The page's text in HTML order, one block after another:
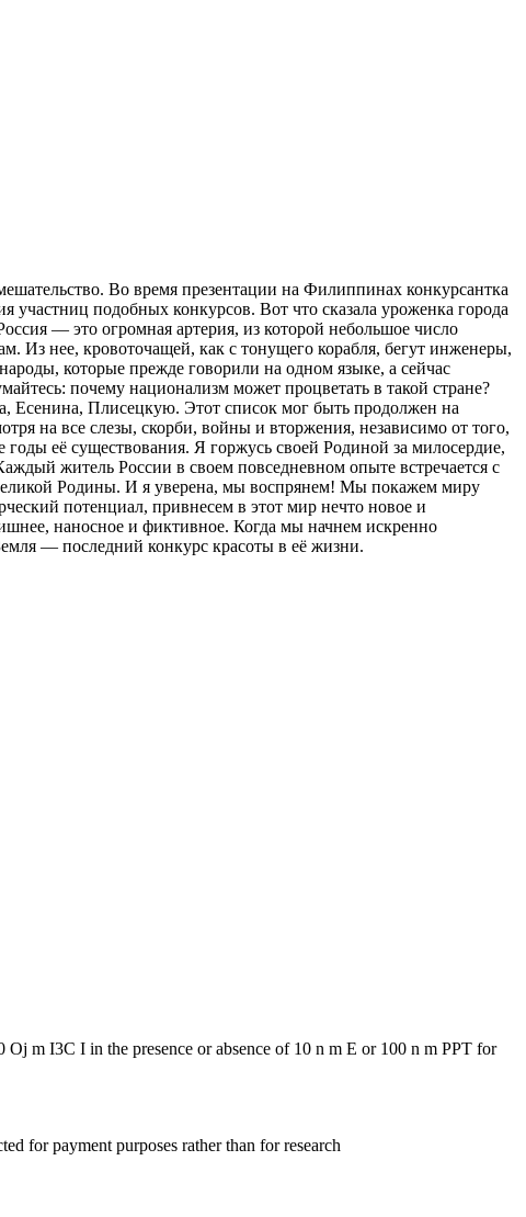
Во время презентации на Филиппинах конкурсантка
подобных конкурсов. Вот что сказала уроженка города
— это огромная артерия, из которой небольшое число
Из нее, кровоточащей, как с тонущего корабля, бегут инженеры,
которые прежде говорили на одном языке, а сейчас
почему национализм может процветать в такой стране?
Плисецкую. Этот список мог быть продолжен на
на все слезы, скорби, войны и вторжения, независимо от того,
годы её существования. Я горжусь своей Родиной за милосердие,
житель России в своем повседневном опыте встречается с
Родины. И я уверена, мы воспрянем! Мы покажем миру
потенциал, привнесем в этот мир нечто новое и
наносное и фиктивное. Когда мы начнем искренно
— последний конкурс красоты в её жизни.
m I3C I in the presence or absence of 10 n m E or 100 n m PPT for
for payment purposes rather than for research